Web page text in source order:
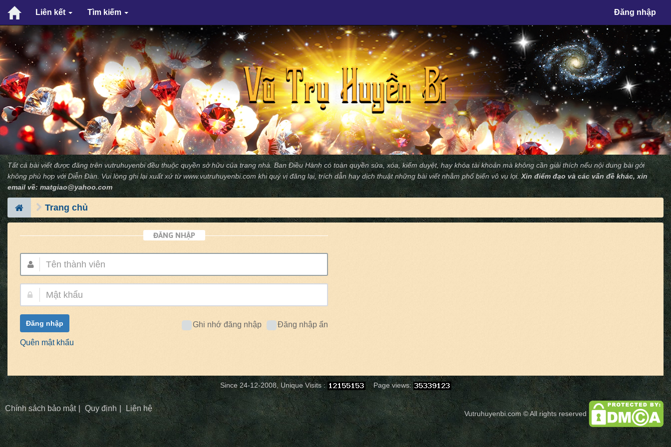
Liên kết Tìm kiếm Đăng nhập
×
Tất cả bài viết được đăng trên vutruhuyenbi đều thuộc quyền sở hữu của trang nhà. Ban Ðiều Hành có toàn quyền sửa, xóa, kiểm duyệt, hay khóa tài khoản mà không cần giải thích nếu nội dung bài gởi
không phù hợp với Diễn Ðàn. Vui lòng ghi lại xuất xứ từwww.vutruhuyenbi.com khi quý vị đăng lại, trích dẫn hay dịch thuật những bài viết nhằm phổ biến vô vụ lợi.Xin điểm đạo và các vấn đề khác, xin
email về:matgiao@yahoo.com
Trang chủ
ĐĂNG NHẬP
thành
khẩu:
Ghi nhớ đăng nhập Đăng nhập ẩn
Đăng nhập
Quên mật khẩu
Since 24-12-2008, Unique Visits : Page views:
Chính sách bảo mật Quy định Liên hệ
Vutruhuyenbi.com© All rights reserved